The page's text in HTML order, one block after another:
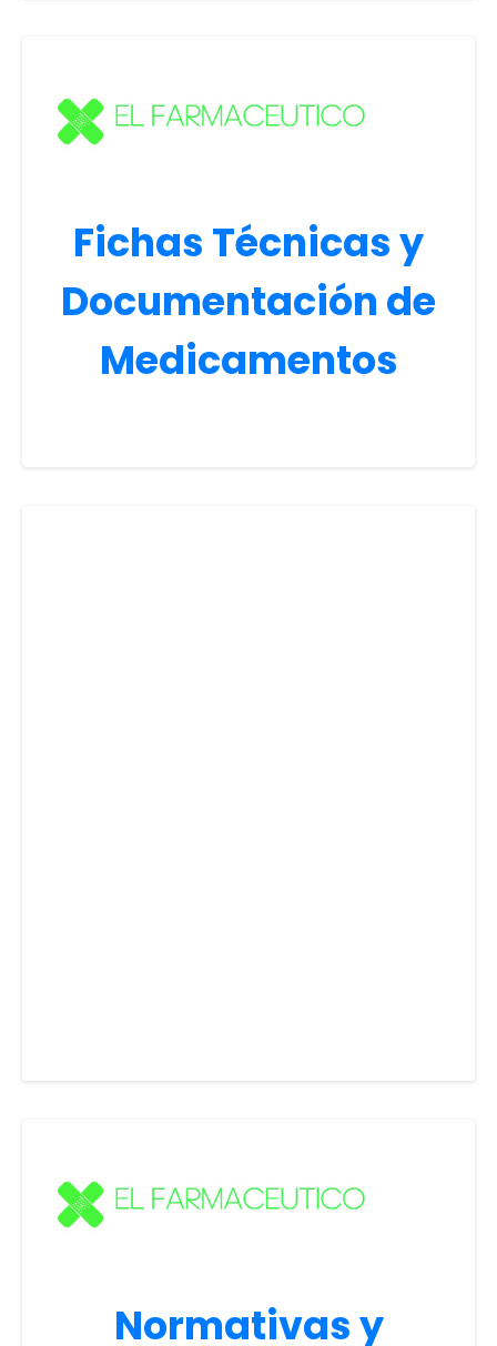
Fichas Técnicas y
Documentación de
Medicamentos
Normativas y